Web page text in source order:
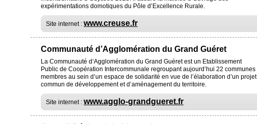
expérimentations domotiques du Pôle d’Excellence Rurale.
Site internet : www.creuse.fr
Communauté d’Agglomération du Grand Guéret
La Communauté d’Agglomération du Grand Guéret est un Etablissement
Public de Coopération Intercommunale regroupant aujourd’hui 22 communes
membres au sein d’un espace de solidarité en vue de l’élaboration d’un projet
commun de développement et d’aménagement du territoire.
Site internet : www.agglo-grandgueret.fr